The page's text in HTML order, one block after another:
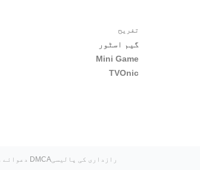
تفریح
گیم اسٹور
Mini Game
TVOnic
رازداری کی پالیسی DMCA دعوائے دستبرداری